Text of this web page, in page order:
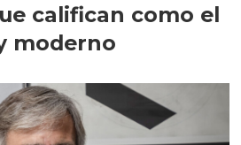
califican como el
moderno